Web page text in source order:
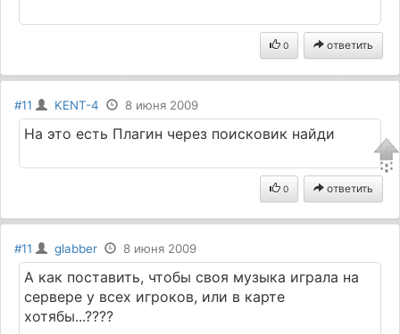
0 ответить
#11 KENT-4 8 июня 2009
На это есть Плагин через поисковик найди
0 ответить
#11 glabber 8 июня 2009
А как поставить, чтобы своя музыка играла на
сервере у всех игроков, или в карте
хотябы...????